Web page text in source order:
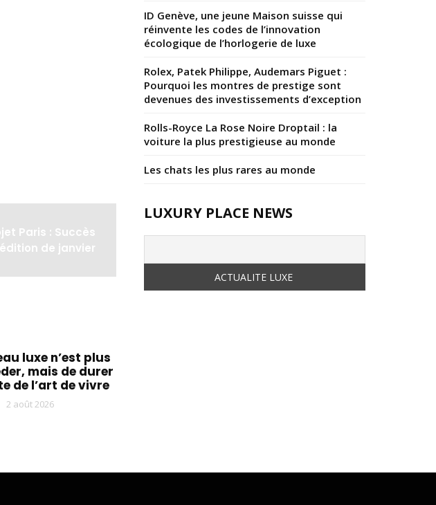
Paris : Succès
de janvier
luxe n’est plus
mais de durer
de l’art de vivre
2 août 2026
ID Genève, une jeune Maison suisse qui
réinvente les codes de l’innovation
écologique de l’horlogerie de luxe
Rolex, Patek Philippe, Audemars Piguet :
Pourquoi les montres de prestige sont
devenues des investissements d’exception
Rolls-Royce La Rose Noire Droptail : la
voiture la plus prestigieuse au monde
Les chats les plus rares au monde
LUXURY PLACE NEWS